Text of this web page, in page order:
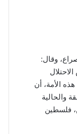
وقال:
الأمة، أن
والحالية
فلسطين